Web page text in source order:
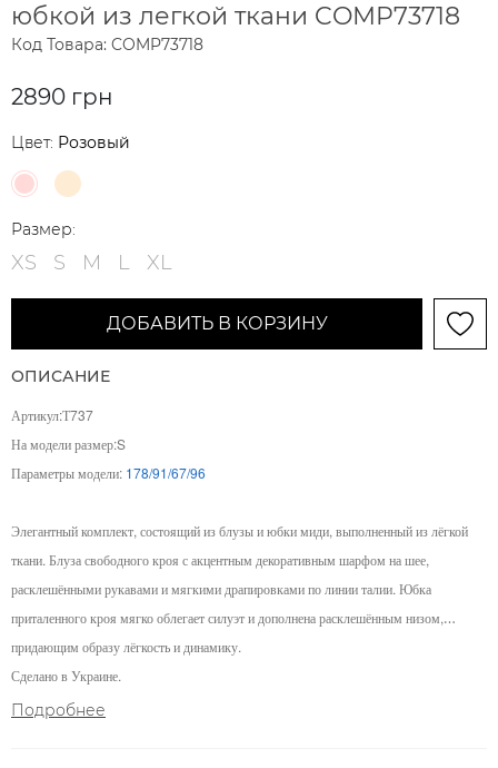
юбкой из легкой ткани COMP73718
Код Товара: COMP73718
2890 грн
Цвет: Розовый
Размер:
XS S M L XL
ДОБАВИТЬ В КОРЗИНУ
ОПИСАНИЕ
Артикул:Т737
На модели размер:S
Параметры модели: 178/91/67/96
Элегантный комплект, состоящий из блузы и юбки миди, выполненный из лёгкой
ткани. Блуза свободного кроя с акцентным декоративным шарфом на шее,
расклешёнными рукавами и мягкими драпировками по линии талии. Юбка
приталенного кроя мягко облегает силуэт и дополнена расклешённым низом,
придающим образу лёгкость и динамику.
Сделано в Украине.
Подробнее